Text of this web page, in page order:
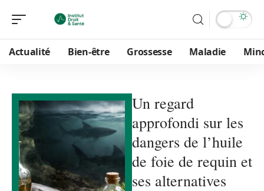
Actualité Bien-être Grossesse Maladie
Un regard
approfondi sur les
dangers de l’huile
de foie de requin et
ses alternatives